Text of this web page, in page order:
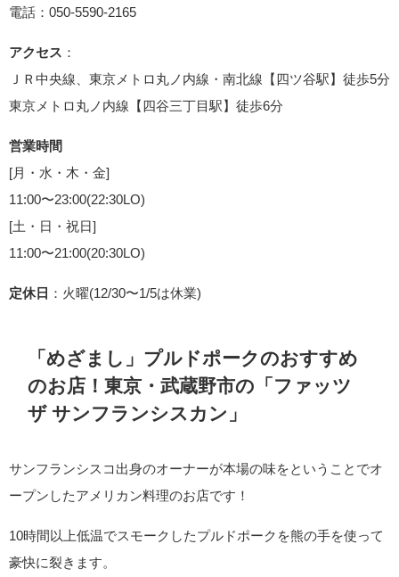
電話：050-5590-2165
アクセス ：
ＪＲ中央線、東京メトロ丸ノ内線・南北線【四ツ谷駅】徒歩5分
東京メトロ丸ノ内線【四谷三丁目駅】徒歩6分
営業時間
[月・水・木・金]
11:00〜23:00(22:30LO)
[土・日・祝日]
11:00〜21:00(20:30LO)
定休日 ：火曜(12/30〜1/5は休業)
「めざまし」プルドポークのおすすめ
のお店！東京・武蔵野市の「ファッツ
ザ サンフランシスカン」
サンフランシスコ出身のオーナーが本場の味をということでオ
ープンしたアメリカン料理のお店です！
10時間以上低温でスモークしたプルドポークを熊の手を使って
豪快に裂きます。